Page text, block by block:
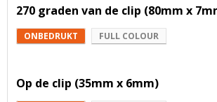
270 graden van de clip (80mm x
ONBEDRUKT FULL COLOUR
Op de clip (35mm x 6mm)